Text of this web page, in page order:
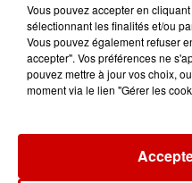
Jeux
Vous pouvez accepter en
sélectionnant les finalités et/ou
Vous pouvez également refuser
accepter". Vos préférences ne
pouvez mettre à jour vos choix,
moment via le lien "Gérer les